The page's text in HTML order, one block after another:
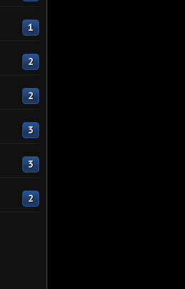
1
2
2
3
3
2